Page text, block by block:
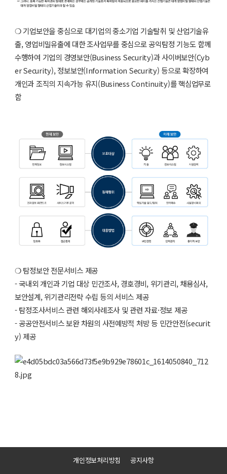
❍ 기업보안을 중심으로 대기업의 중소기업 기술탈취 및 산업기술유
출, 영업비밀유출에 대한 조사업무를 중심으로 공익탐정 기능도 함께
수행하여 기업의 경영보안(Business Security)과 사이버보안(Cyb
er Security), 정보보안(Information Security) 등으로 확장하여
개인과 조직의 지속가능 유지(Business Continuity)를 핵심업무로
함
❍ 탐정보안 전문서비스 제공
- 국내외 개인과 기업 대상 민간조사, 경호경비, 위기관리, 채용심사,
보안설계, 위기관리전략 수립 등의 서비스 제공
- 탐정조사서비스 관련 해외사례조사 및 관련 자료·정보 제공
- 공공안전서비스 보완 차원의 사전예방적 처방 등 민간안전(securit
y) 제공
개인정보처리방침 공지사항